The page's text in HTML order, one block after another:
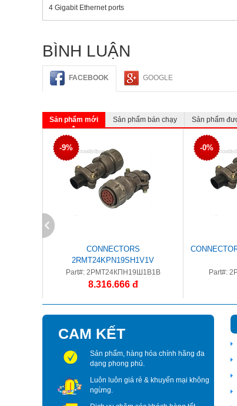
4 Gigabit Ethernet ports
BÌNH LUẬN
FACEBOOK GOOGLE
Sản phẩm mới Sản phẩm bán chạy Sản phẩm
-9%
CONNECTORS
2RMT24KPN19SH1V1V
Part#: 2РМТ24КПН19Ш1В1В
8.316.666 đ
-0%
Part#:
CAM KẾT
Sản phẩm, hàng hóa chính hãng đa
dạng phong phú.
Luôn luôn giá rẻ & khuyến mại không
ngừng.